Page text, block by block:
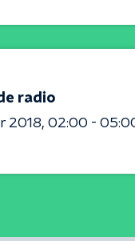
radio
2018 02:00 -